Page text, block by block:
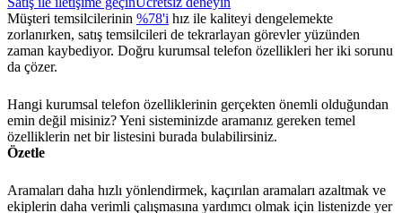
Müşteri temsilcilerinin %78'i hız ile kaliteyi dengelemekte
zorlanırken, satış temsilcileri de tekrarlayan görevler yüzünden
zaman kaybediyor. Doğru kurumsal telefon özellikleri her iki sorunu
da çözer.
Hangi kurumsal telefon özelliklerinin gerçekten önemli olduğundan
emin değil misiniz? Yeni sisteminizde aramanız gereken temel
özelliklerin net bir listesini burada bulabilirsiniz.
Özetle
Aramaları daha hızlı yönlendirmek, kaçırılan aramaları azaltmak ve
ekiplerin daha verimli çalışmasına yardımcı olmak için listenizde yer